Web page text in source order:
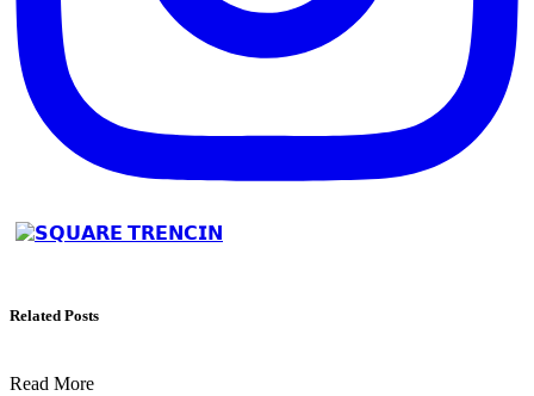
Related Posts
Read More